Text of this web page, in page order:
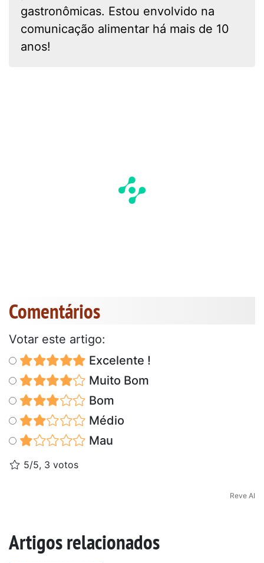
gastronômicas. Estou envolvido na
comunicação alimentar há mais de 10
anos!
Comentários
Votar este artigo:
Excelente !
Muito Bom
Bom
Médio
Mau
5/5, 3 votos
Reve AI
Artigos relacionados